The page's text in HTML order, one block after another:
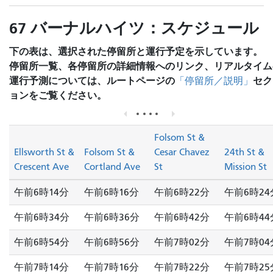
67 バーナルハイツ：スケジュール
下の表は、選択された停留所と運行予定を示しています。
停留所一覧、各停留所の詳細情報へのリンク、リアルタイ
運行予測については、ルートページの 「停留所／説明」 セ
ョンをご覧ください。
Ellsworth St &
Crescent Ave
Folsom St &
Cortland Ave
Folsom St &
Cesar Chavez
St
24th St &
Mission St
午前6時14分 午前6時16分 午前6時22分 午前6時24
午前6時34分 午前6時36分 午前6時42分 午前6時44
午前6時54分 午前6時56分 午前7時02分 午前7時04
午前7時14分 午前7時16分 午前7時22分 午前7時25